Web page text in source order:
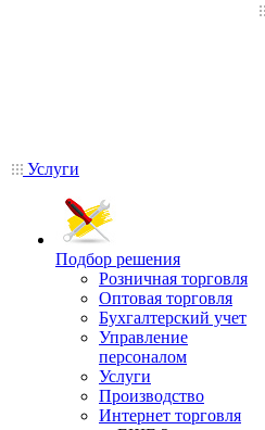
Услуги
Подбор решения
Розничная торговля
Оптовая торговля
Бухгалтерский учет
Управление
персоналом
Услуги
Производство
Интернет торговля